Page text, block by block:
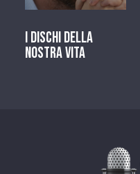
I dischi della
nostra vita